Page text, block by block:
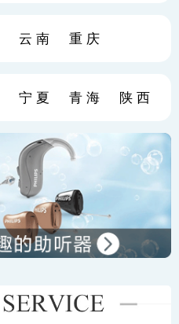
云南 重庆
宁夏 青海 陕西